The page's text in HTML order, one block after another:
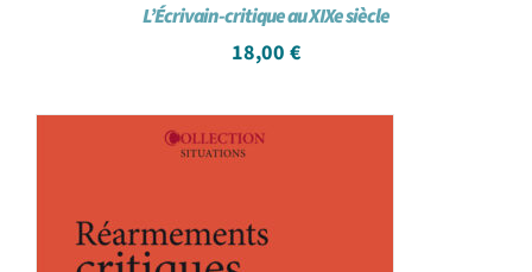
L’Écrivain-critique au XIXe siècle
18,00 €